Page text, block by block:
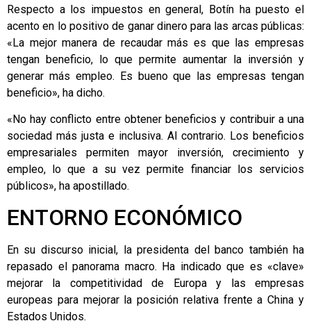
Respecto a los impuestos en general, Botín ha puesto el
acento en lo positivo de ganar dinero para las arcas públicas:
«La mejor manera de recaudar más es que las empresas
tengan beneficio, lo que permite aumentar la inversión y
generar más empleo. Es bueno que las empresas tengan
beneficio», ha dicho.
«No hay conflicto entre obtener beneficios y contribuir a una
sociedad más justa e inclusiva. Al contrario. Los beneficios
empresariales permiten mayor inversión, crecimiento y
empleo, lo que a su vez permite financiar los servicios
públicos», ha apostillado.
ENTORNO ECONÓMICO
En su discurso inicial, la presidenta del banco también ha
repasado el panorama macro. Ha indicado que es «clave»
mejorar la competitividad de Europa y las empresas
europeas para mejorar la posición relativa frente a China y
Estados Unidos.